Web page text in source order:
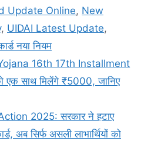
Update Online, New
, UIDAI Latest Update,
नया नियम
16th 17th Installment
एक साथ मिलेंगे ₹5000, जानिए
2025: सरकार ने हटाए
अब सिर्फ असली लाभार्थियों को